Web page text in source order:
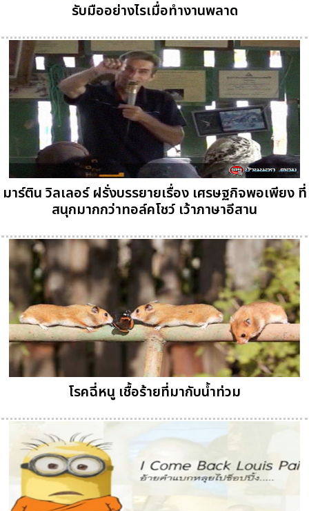
รับมืออย่างไรเมื่อทำงานพลาด
มาร์ติน วิลเลอร์ ฝรั่งบรรยายเรื่อง เศรษฐกิจพอเพียง ที่
สนุกมากกว่าทอล์คโชว์ เว้าภาษาอีสาน
โรคฉี่หนู เชื้อร้ายที่มากับน้ำท่วม